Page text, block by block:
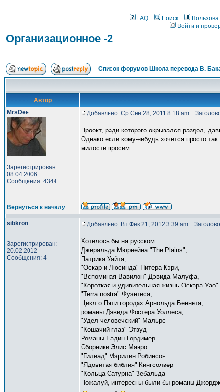
FAQ Поиск
Войти и
Организационное -2
Список форумов Школа перевода В.
Автор
MrsDee
Зарегистрирован:
08.04.2006
Сообщения: 4344
Добавлено: Ср Сен 28, 2011 8:18 am
Проект, ради которого окрывался раздел,
Однако если кому-нибудь хочется просто
милости просим.
Вернуться к началу
sibkron
Зарегистрирован:
20.02.2012
Сообщения: 4
Добавлено: Вт Фев 21, 2012 3:39 am
Хотелось бы на русском
Джеральда Мюрнейна "The Plains",
Патрика Уайта,
"Оскар и Люсинда" Питера Кэри,
"Вспоминая Вавилон" Дэвида Малуфа,
"Короткая и удивительная жизнь Оскара
"Terra nostra" Фуэнтеса,
Цикл о Пяти городах Арнольда Беннета,
романы Дэвида Фостера Уоллеса,
"Удел человечский" Мальро
"Кошачий глаз" Этвуд
Романы Надин Гордимер
Сборники Элис Манро
"Гилеад" Мэрилин Робинсон
"Ядовитая библия" Кингсолвер
"Кольца Сатурна" Зебальда
Пожалуй, интересны были бы романы